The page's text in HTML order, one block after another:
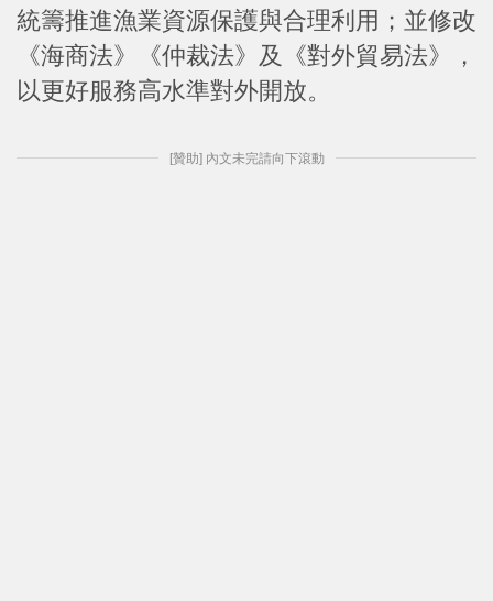
統籌推進漁業資源保護與合理利用；並修改
《海商法》《仲裁法》及《對外貿易法》，
以更好服務高水準對外開放。
[贊助] 內文未完請向下滾動